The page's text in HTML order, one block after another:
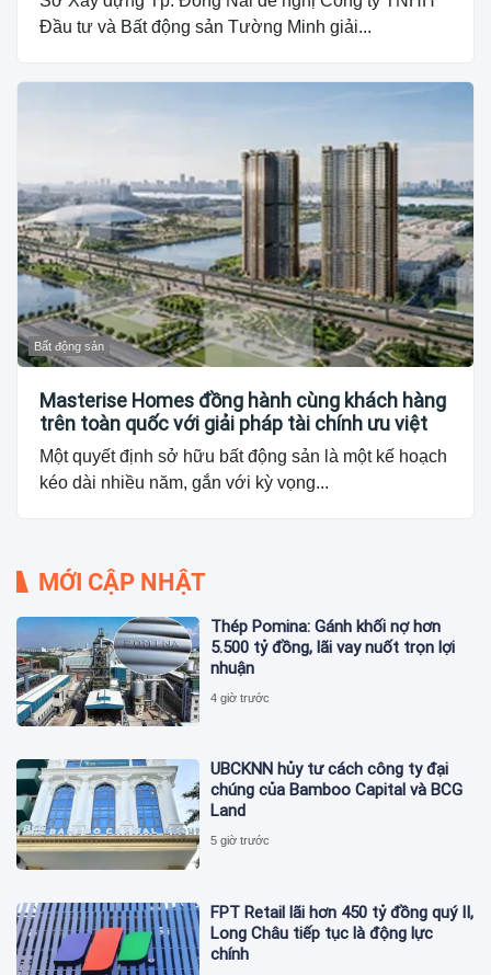
Đầu tư và Bất động sản Tường Minh giải...
Bất động sản
Masterise Homes đồng hành cùng khách hàng
trên toàn quốc với giải pháp tài chính ưu việt
Một quyết định sở hữu bất động sản là một kế hoạch
kéo dài nhiều năm, gắn với kỳ vọng...
MỚI CẬP NHẬT
Thép Pomina: Gánh khối nợ hơn
5.500 tỷ đồng, lãi vay nuốt trọn lợi
nhuận
4 giờ trước
UBCKNN hủy tư cách công ty đại
chúng của Bamboo Capital và BCG
Land
5 giờ trước
FPT Retail lãi hơn 450 tỷ đồng quý II,
Long Châu tiếp tục là động lực
chính